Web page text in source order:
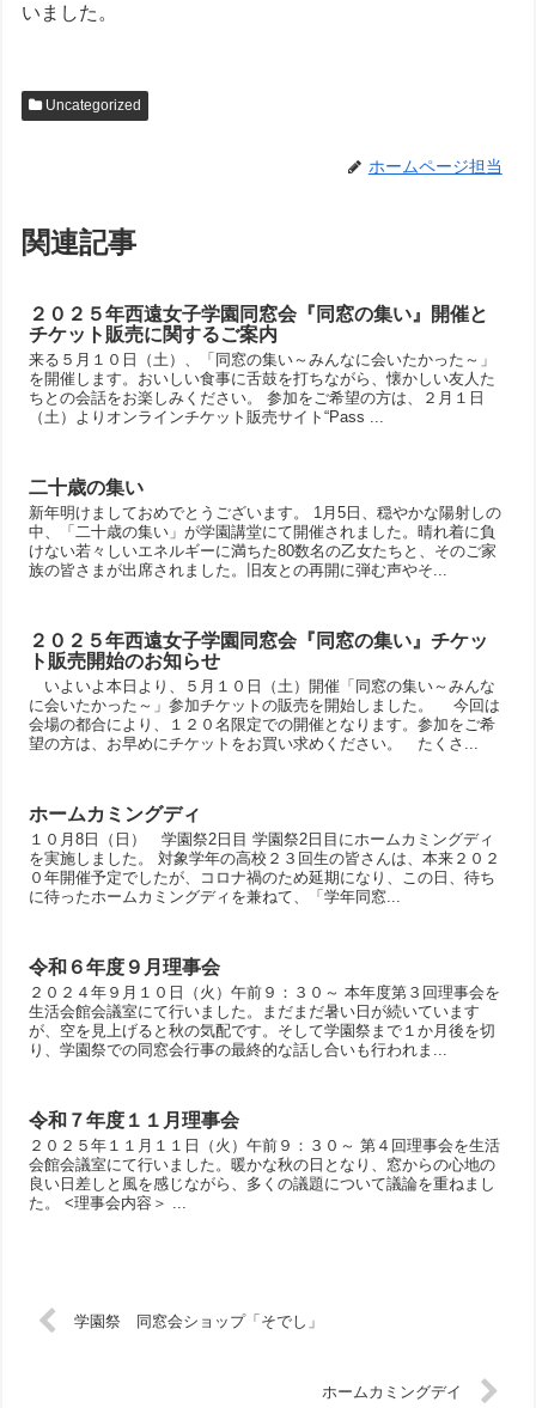
いました。
Uncategorized
ホームページ担当
関連記事
２０２５年西遠女子学園同窓会『同窓の集い』開催と
チケット販売に関するご案内
来る５月１０日（土）、「同窓の集い～みんなに会いたかった～」
を開催します。おいしい食事に舌鼓を打ちながら、懐かしい友人た
ちとの会話をお楽しみください。 参加をご希望の方は、２月１日
（土）よりオンラインチケット販売サイト“Pass ...
二十歳の集い
新年明けましておめでとうございます。 1月5日、穏やかな陽射しの
中、「二十歳の集い」が学園講堂にて開催されました。晴れ着に負
けない若々しいエネルギーに満ちた80数名の乙女たちと、そのご家
族の皆さまが出席されました。旧友との再開に弾む声やそ...
２０２５年西遠女子学園同窓会『同窓の集い』チケッ
ト販売開始のお知らせ
いよいよ本日より、５月１０日（土）開催「同窓の集い～みんな
に会いたかった～」参加チケットの販売を開始しました。 今回は
会場の都合により、１２０名限定での開催となります。参加をご希
望の方は、お早めにチケットをお買い求めください。 たくさ...
ホームカミングディ
１０月8日（日） 学園祭2日目 学園祭2日目にホームカミングディ
を実施しました。 対象学年の高校２３回生の皆さんは、本来２０２
０年開催予定でしたが、コロナ禍のため延期になり、この日、待ち
に待ったホームカミングディを兼ねて、「学年同窓...
令和６年度９月理事会
２０２４年９月１０日（火）午前９：３０～ 本年度第３回理事会を
生活会館会議室にて行いました。まだまだ暑い日が続いています
が、空を見上げると秋の気配です。そして学園祭まで１か月後を切
り、学園祭での同窓会行事の最終的な話し合いも行われま...
令和７年度１１月理事会
２０２５年１１月１１日（火）午前９：３０～ 第４回理事会を生活
会館会議室にて行いました。暖かな秋の日となり、窓からの心地の
良い日差しと風を感じながら、多くの議題について議論を重ねまし
た。 <理事会内容＞ ...
学園祭 同窓会ショップ「そでし」
ホームカミングデイ